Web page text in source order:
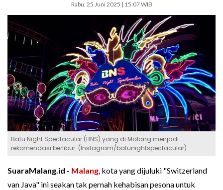
Rabu, 25 Juni 2025 | 15:07 WIB
Batu Night Spectacular (BNS) yang di Malang menjadi
rekomendasi berlibur. (Instagram/batunightspectacular)
SuaraMalang.id - Malang, kota yang dijuluki "Switzerland
van Java" ini seakan tak pernah kehabisan pesona untuk